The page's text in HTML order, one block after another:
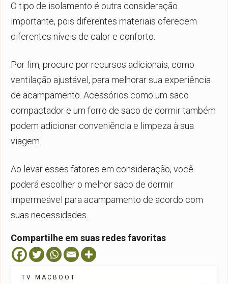
O tipo de isolamento é outra consideração
importante, pois diferentes materiais oferecem
diferentes níveis de calor e conforto.
Por fim, procure por recursos adicionais, como
ventilação ajustável, para melhorar sua experiência
de acampamento. Acessórios como um saco
compactador e um forro de saco de dormir também
podem adicionar conveniência e limpeza à sua
viagem.
Ao levar esses fatores em consideração, você
poderá escolher o melhor saco de dormir
impermeável para acampamento de acordo com
suas necessidades.
Compartilhe em suas redes favoritas
TV MACBOOT